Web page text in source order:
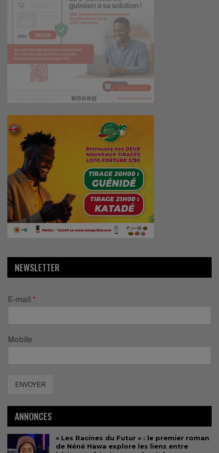
NEWSLETTER
E-mail *
Mobile
ENVOYER
ANNONCES
« Les Racines du Futur » : le premier roman
de Néné Hawa explore les liens entre